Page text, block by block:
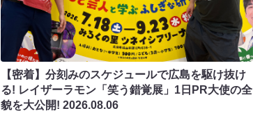
【密着】分刻みのスケジュールで広島を駆け抜け
る! レイザーラモン「笑う錯覚展」1日PR大使の全
貌を大公開!2026.08.06